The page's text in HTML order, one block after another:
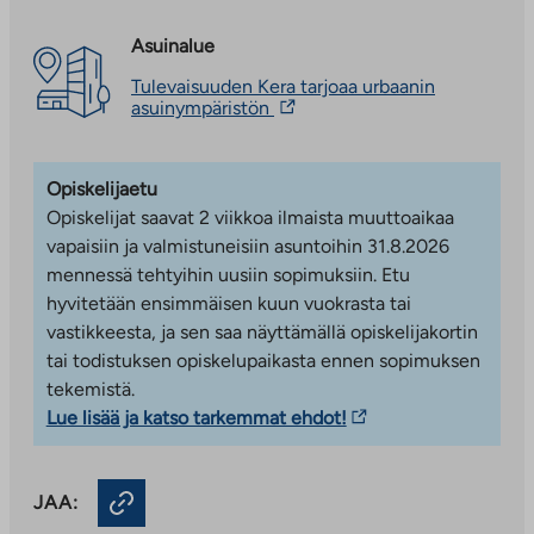
neljän minuutin junamatka Leppävaaraan ja 20
minuutin matka Helsingin keskustaan.
Monipuolinen asuntovalikoima
Viilivati 2:Asumisoikeusasuntoja
kuusikerroksisessa talossa, jossa on kaksi
portaikkoa. Asunnot ovat valmistuneet
toukokuussa 2025.
Maitovadinkatu 11:Vuokra-asuntoja kahdessa
kuusikerroksessa talossa. Asunnot ovat
valmistuneet marraskuun 2025 lopussa.
Koteja on monenlaisiin elämäntilanteisiin:
asumisoikeusasuntoja kompaktista yksiöstä
neljän huoneen asuntoihin sekä vuokra-asuntoja
kaksioista neliöihin. Yhteisissä tiloissa on
irtainvarastot, saunatilat, talopesulat ja
kuivaushuoneet sekä ulkoilu- ja
Asuinalue
Tulevaisuuden Kera tarjoaa urbaanin
asuinympäristön Linkki
aukeaa
uuteen
välilehteen
Opiskelijaetu
Opiskelijat saavat 2 viikkoa ilmaista muuttoaikaa
vapaisiin ja valmistuneisiin asuntoihin 31.8.2026
mennessä tehtyihin uusiin sopimuksiin. Etu
hyvitetään ensimmäisen kuun vuokrasta tai
vastikkeesta, ja sen saa näyttämällä opiskelijakortin
tai todistuksen opiskelupaikasta ennen sopimuksen
tekemistä.
Lue lisää ja katso tarkemmat ehdot!Linkki
vie
JAA: